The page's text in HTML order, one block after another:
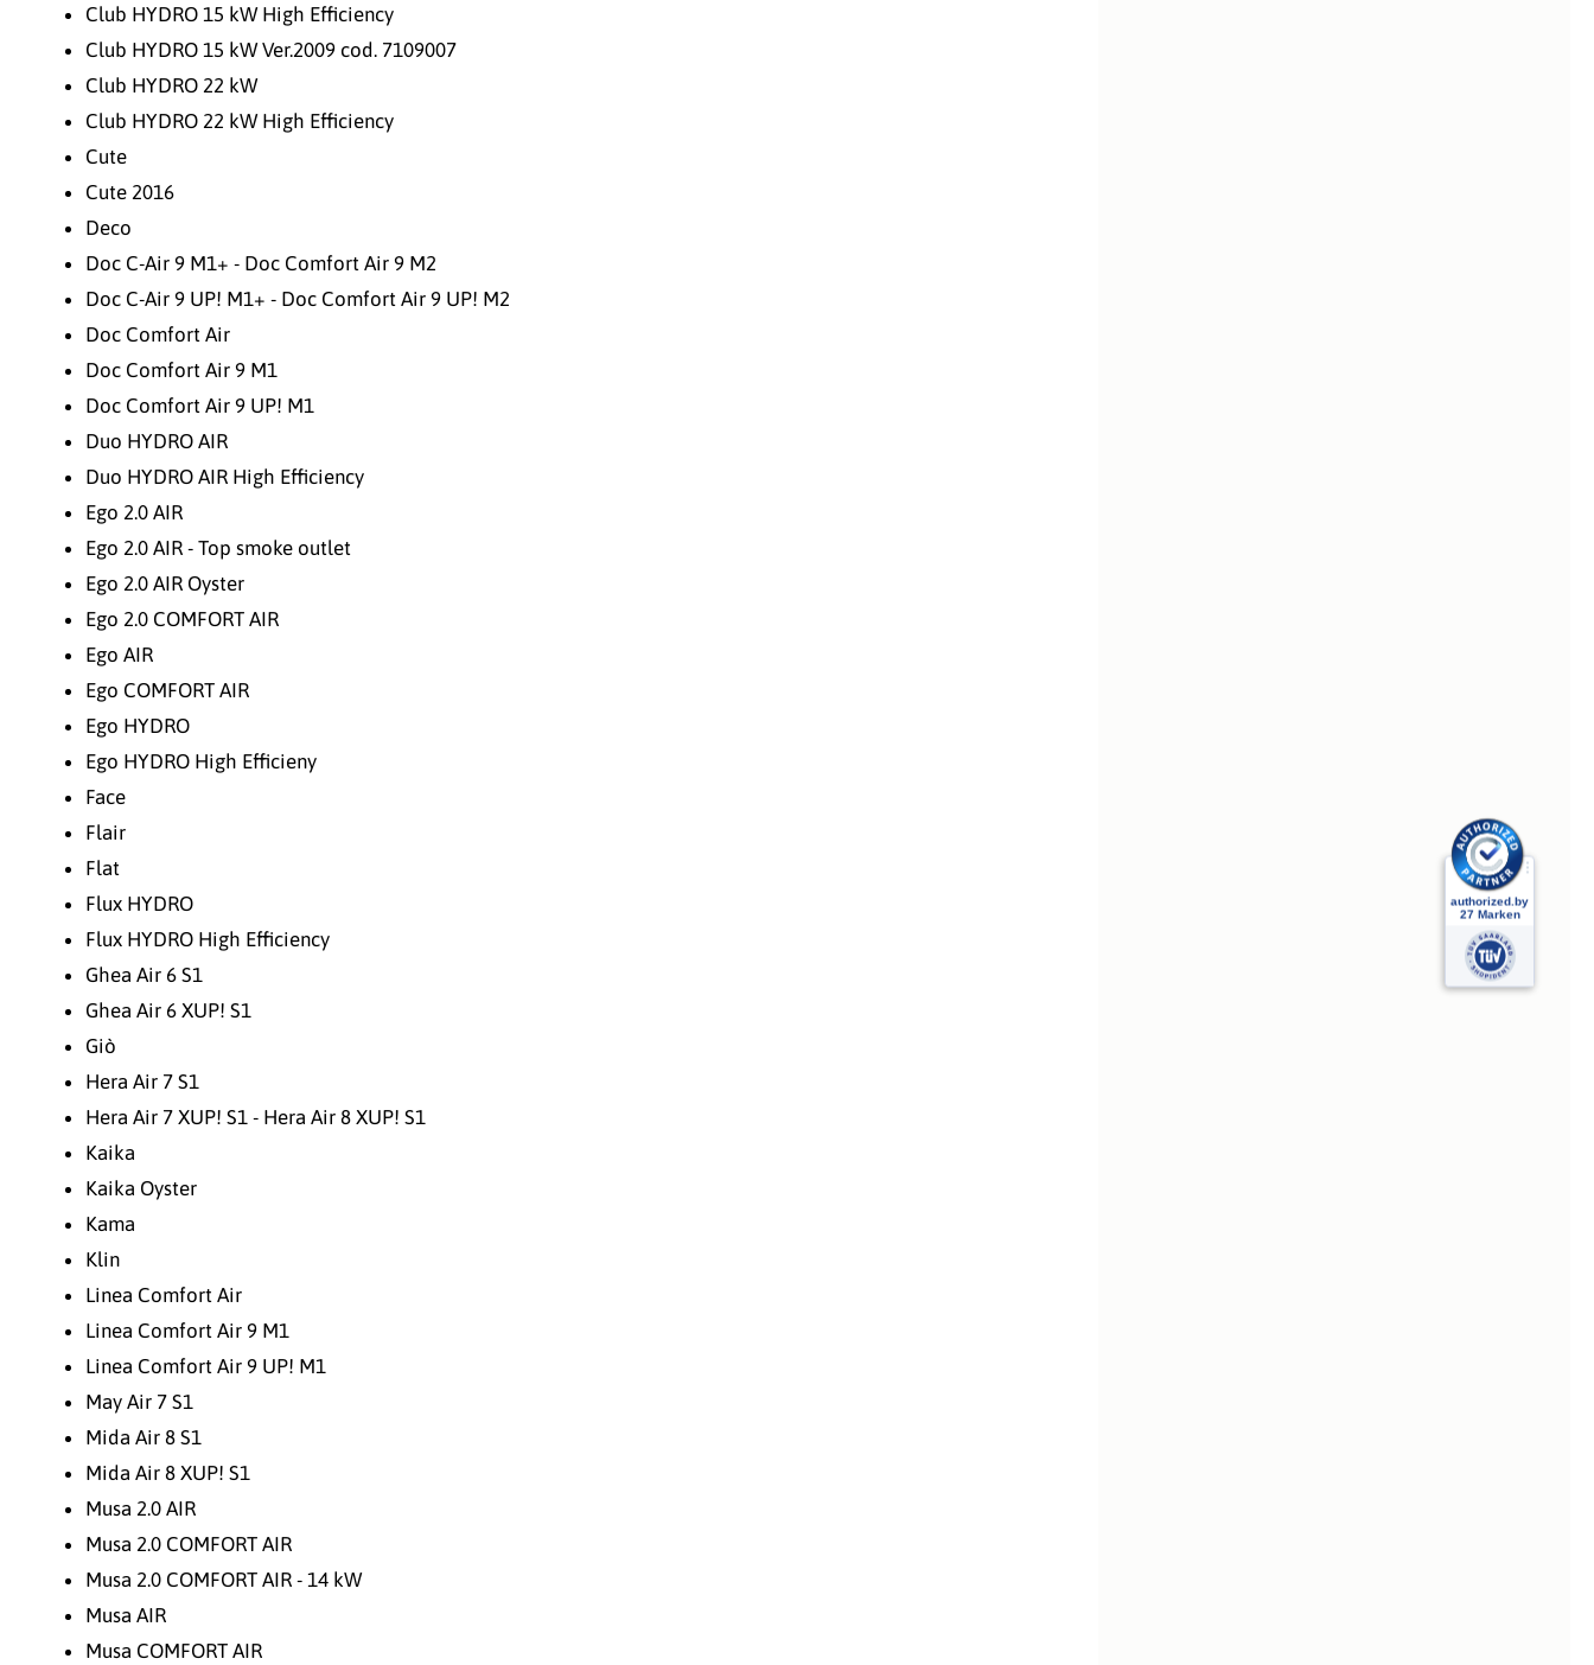
Club HYDRO 15 kW High Efficiency
Club HYDRO 15 kW Ver.2009 cod. 7109007
Club HYDRO 22 kW
Club HYDRO 22 kW High Efficiency
Cute
Cute 2016
Deco
Doc C-Air 9 M1+ - Doc Comfort Air 9 M2
Doc C-Air 9 UP! M1+ - Doc Comfort Air 9 UP! M2
Doc Comfort Air
Doc Comfort Air 9 M1
Doc Comfort Air 9 UP! M1
Duo HYDRO AIR
Duo HYDRO AIR High Efficiency
Ego 2.0 AIR
Ego 2.0 AIR - Top smoke outlet
Ego 2.0 AIR Oyster
Ego 2.0 COMFORT AIR
Ego AIR
Ego COMFORT AIR
Ego HYDRO
Ego HYDRO High Efficieny
Face
Flair
Flat
Flux HYDRO
Flux HYDRO High Efficiency
Ghea Air 6 S1
Ghea Air 6 XUP! S1
Giò
Hera Air 7 S1
Hera Air 7 XUP! S1 - Hera Air 8 XUP! S1
Kaika
Kaika Oyster
Kama
Klin
Linea Comfort Air
Linea Comfort Air 9 M1
Linea Comfort Air 9 UP! M1
May Air 7 S1
Mida Air 8 S1
Mida Air 8 XUP! S1
Musa 2.0 AIR
Musa 2.0 COMFORT AIR
Musa 2.0 COMFORT AIR - 14 kW
Musa AIR
Musa COMFORT AIR